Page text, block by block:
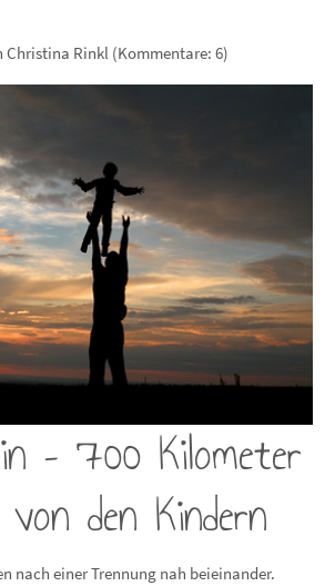
Christina Rinkl (Kommentare: 6)
– 700 Kilometer
den Kindern
nach einer Trennung nah beieinander.